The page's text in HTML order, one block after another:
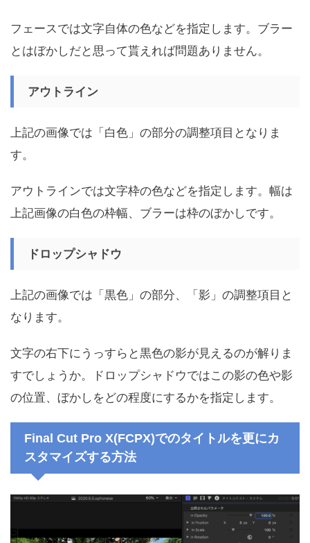
フェースでは文字自体の色などを指定します。ブラー
とはぼかしだと思って貰えれば問題ありません。
アウトライン
上記の画像では「白色」の部分の調整項目となりま
す。
アウトラインでは文字枠の色などを指定します。幅は
上記画像の白色の枠幅、ブラーは枠のぼかしです。
ドロップシャドウ
上記の画像では「黒色」の部分、「影」の調整項目と
なります。
文字の右下にうっすらと黒色の影が見えるのが解りま
すでしょうか。ドロップシャドウではこの影の色や影
の位置、ぼかしをどの程度にするかを指定します。
Final Cut Pro X(FCPX)でのタイトルを更にカ
スタマイズする方法